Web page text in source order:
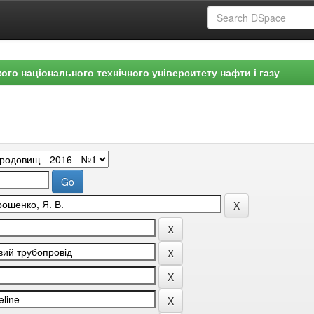
національного технічного університету нафти і газу